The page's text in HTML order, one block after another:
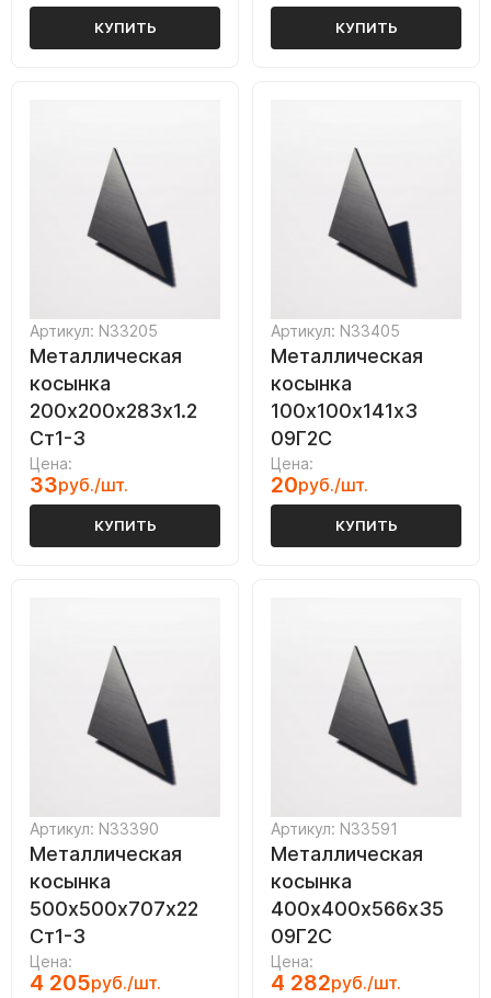
КУПИТЬ КУПИТЬ
Артикул: N33205
Металлическая
косынка
200х200х283х1.2
Ст1-3
Цена:
33руб./шт.
КУПИТЬ
Артикул: N33405
Металлическая
косынка
100х100х141х3
09Г2С
Цена:
20руб./шт.
КУПИТЬ
Артикул: N33390
Металлическая
косынка
500х500х707х22
Ст1-3
Цена:
4 205руб./шт.
Артикул: N33591
Металлическая
косынка
400х400х566х35
09Г2С
Цена:
4 282руб./шт.